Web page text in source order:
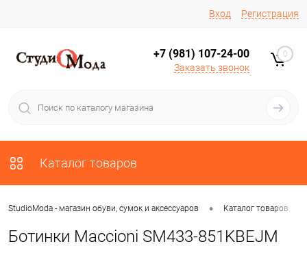
Вход Регистрация
+7 (981) 107-24-00
Заказать звонок
0
Каталог товаров
StudioModa - магазин обуви, сумок и аксессуаров • Каталог товаров
Ботинки Maccioni SM433-851KBEJM